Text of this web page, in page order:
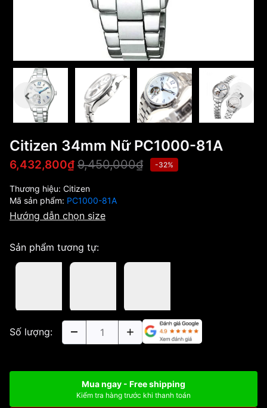
Citizen 34mm Nữ PC1000-81A
6,432,800₫ 9,450,000₫ -32%
Thương hiệu: Citizen
Mã sản phẩm: PC1000-81A
Hướng dẫn chọn size
Sản phẩm tương tự:
Số lượng:
Mua ngay - Free shipping
Kiểm tra hàng trước khi thanh toán